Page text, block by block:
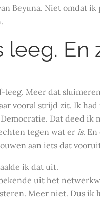
Beyuna. Niet omdat
leeg. En
leeg. Meer dat
vooral strijd zit. Ik
Dat deed ik
tegen wat er is.
aan iets dat
ik dat uit.
uit het
Meer niet. Dus ik